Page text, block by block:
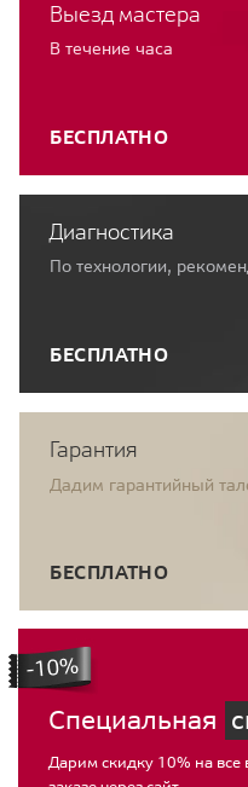
Выезд мастера
В течение часа
БЕСПЛАТНО
Диагностика
По технологии,
БЕСПЛАТНО
Гарантия
Дадим гарантийный
БЕСПЛАТНО
Специальная
Дарим скидку 10% на